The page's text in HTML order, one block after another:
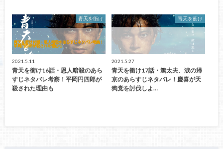
青天を衝け
2021.5.11
青天を衝け16話・恩人暗殺のあら
すじネタバレ考察！平岡円四郎が
殺された理由も
青天を衝け
2021.5.27
青天を衝け17話・篤太夫、涙の帰
京のあらすじネタバレ！慶喜が天
狗党を討伐しよ…